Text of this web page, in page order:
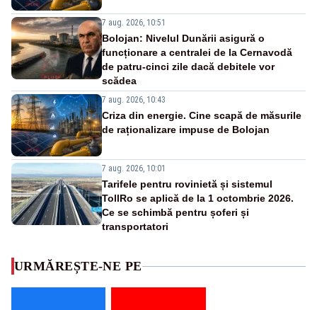
7 aug. 2026, 10:51
Bolojan: Nivelul Dunării asigură o
funcționare a centralei de la Cernavodă
de patru-cinci zile dacă debitele vor
scădea
7 aug. 2026, 10:43
Criza din energie. Cine scapă de măsurile
de raționalizare impuse de Bolojan
7 aug. 2026, 10:01
Tarifele pentru rovinietă și sistemul
TollRo se aplică de la 1 octombrie 2026.
Ce se schimbă pentru șoferi și
transportatori
URMĂREȘTE-NE PE